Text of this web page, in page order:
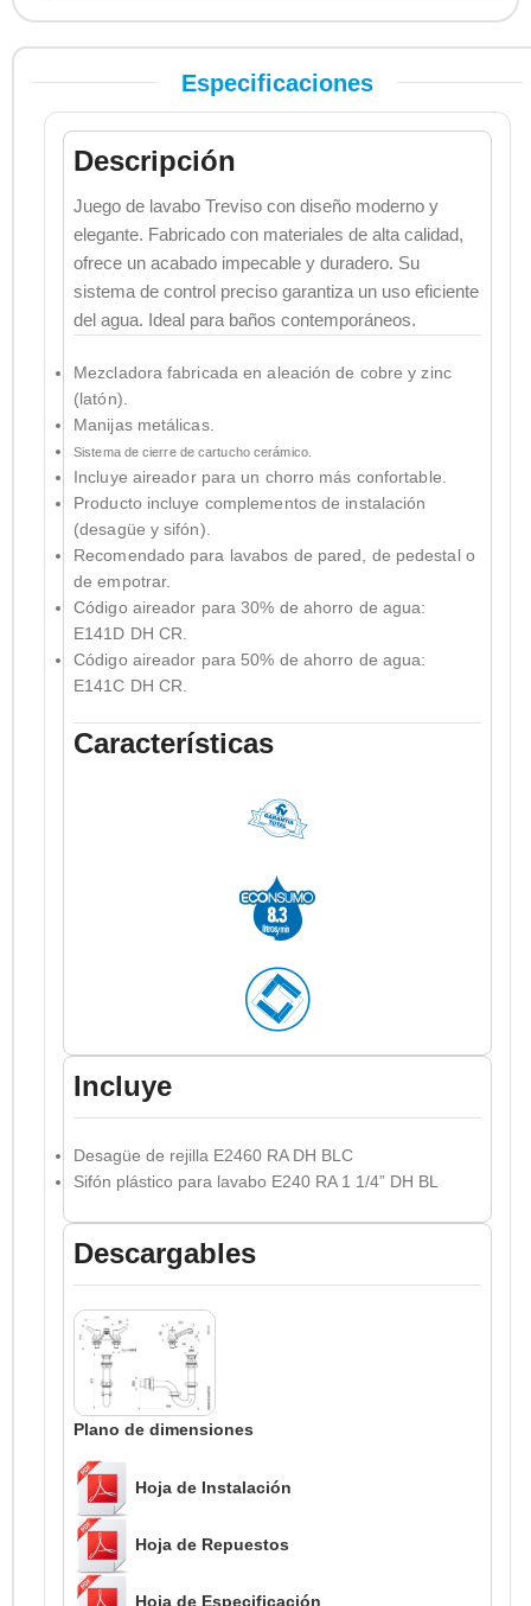
Especificaciones
Descripción
Juego de lavabo Treviso con diseño moderno y
elegante. Fabricado con materiales de alta calidad,
ofrece un acabado impecable y duradero. Su
sistema de control preciso garantiza un uso eficiente
del agua. Ideal para baños contemporáneos.
Mezcladora fabricada en aleación de cobre y zinc
(latón).
Manijas metálicas.
Sistema de cierre de cartucho cerámico.
Incluye aireador para un chorro más confortable.
Producto incluye complementos de instalación
(desagüe y sifón).
Recomendado para lavabos de pared, de pedestal o
de empotrar.
Código aireador para 30% de ahorro de agua:
E141D DH CR.
Código aireador para 50% de ahorro de agua:
E141C DH CR.
Características
Incluye
Desagüe de rejilla E2460 RA DH BLC
Sifón plástico para lavabo E240 RA 1 1/4” DH BL
Descargables
Plano de dimensiones
Hoja de Instalación
Hoja de Repuestos
Hoja de Especificación